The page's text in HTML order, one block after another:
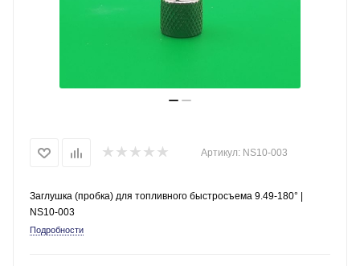
Артикул: NS10-003
Заглушка (пробка) для топливного быстросъема 9.49-180° |
NS10-003
Подробности